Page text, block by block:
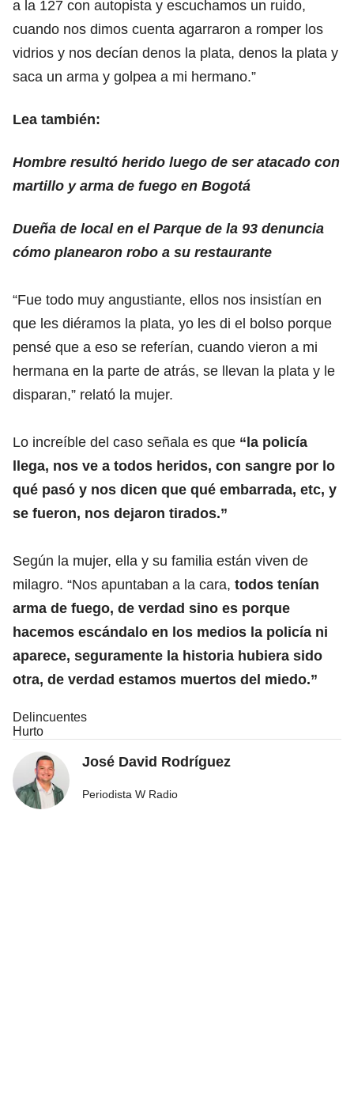
a la 127 con autopista y escuchamos un ruido,
cuando nos dimos cuenta agarraron a romper los
vidrios y nos decían denos la plata, denos la plata y
saca un arma y golpea a mi hermano.”
Lea también:
Hombre resultó herido luego de ser atacado con
martillo y arma de fuego en Bogotá
Dueña de local en el Parque de la 93 denuncia
cómo planearon robo a su restaurante
“Fue todo muy angustiante, ellos nos insistían en
que les diéramos la plata, yo les di el bolso porque
pensé que a eso se referían, cuando vieron a mi
hermana en la parte de atrás, se llevan la plata y le
disparan,” relató la mujer.
Lo increíble del caso señala es que “la policía
llega, nos ve a todos heridos, con sangre por lo
qué pasó y nos dicen que qué embarrada, etc, y
se fueron, nos dejaron tirados.”
Según la mujer, ella y su familia están viven de
milagro. “Nos apuntaban a la cara, todos tenían
arma de fuego, de verdad sino es porque
hacemos escándalo en los medios la policía ni
aparece, seguramente la historia hubiera sido
otra, de verdad estamos muertos del miedo.”
Delincuentes
Hurto
José David Rodríguez
Periodista W Radio